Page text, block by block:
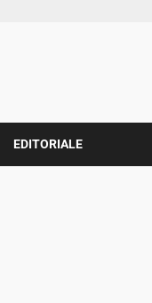
EDITORIALE